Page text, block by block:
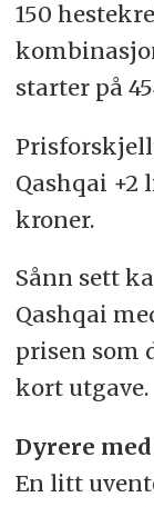
150
starter på
Qashqai +2
kroner.
Sånn sett
Qashqai
prisen som
kort utgave.
Dyrere
En litt